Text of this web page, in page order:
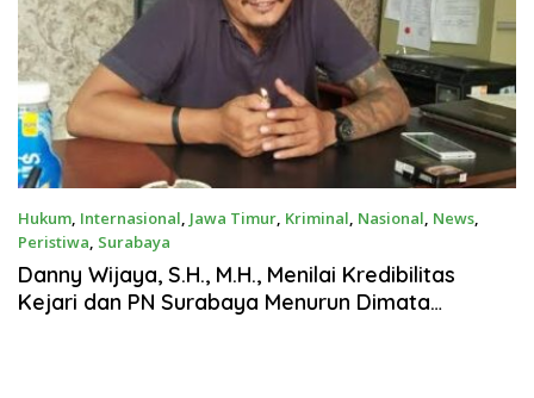
Hukum, Internasional, Jawa Timur, Kriminal, Nasional, News,
Peristiwa, Surabaya
Agustus 1, 2025
Danny Wijaya, S.H., M.H., Menilai Kredibilitas
Kejari dan PN Surabaya Menurun Dimata